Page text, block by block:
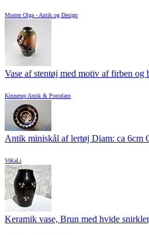
Moster Olga - Antik og Design
Vase af stentøj med motiv af firben
Kinnerup Antik & Porcelæn
Antik miniskål af lertøj Diam: ca 6cm
ViKaLi
Keramik vase, Brun med hvide